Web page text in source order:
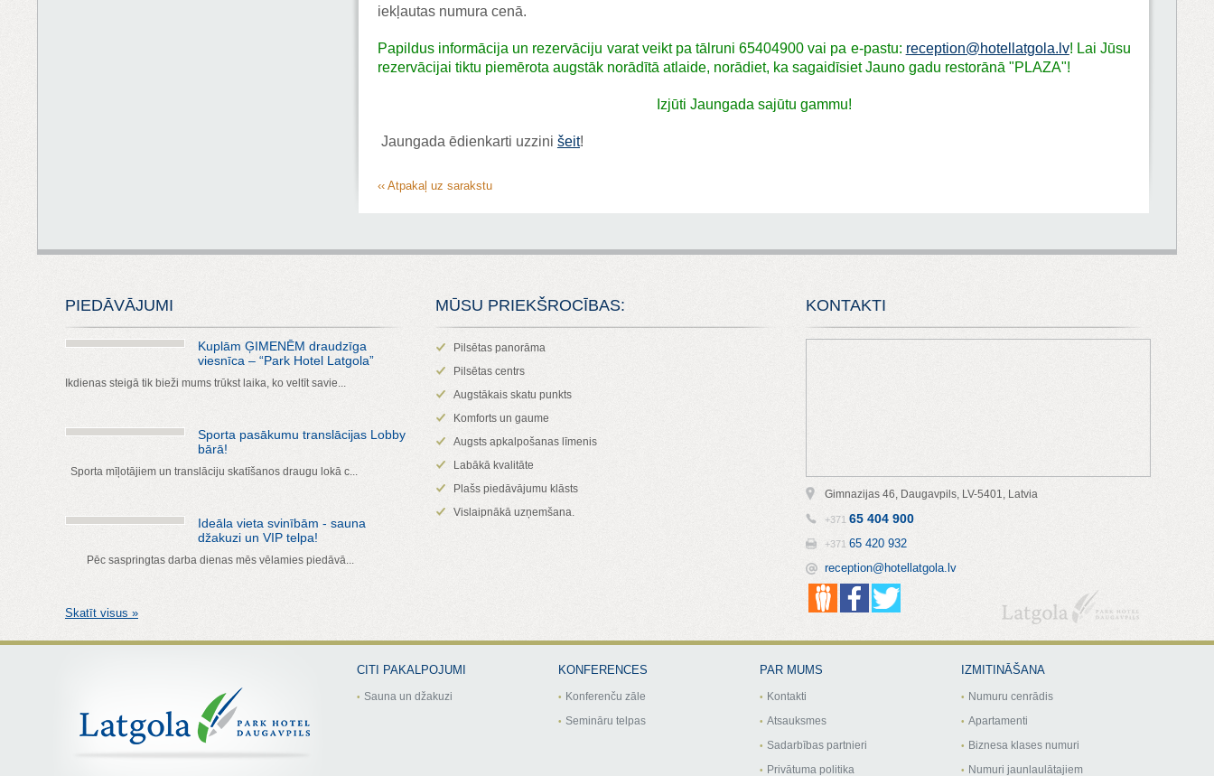
iekļautas numura cenā.
Papildus informācija un rezervāciju varat veikt pa tālruni 65404900 vai pa e-pastu: reception@hotellatgola.lv! Lai Jūsu
rezervācijai tiktu piemērota augstāk norādītā atlaide, norādiet, ka sagaidīsiet Jauno gadu restorānā "PLAZA"!
Izjūti Jaungada sajūtu gammu!
Jaungada ēdienkarti uzzini šeit!
‹‹ Atpakaļ uz sarakstu
PIEDĀVĀJUMI
Kuplām ĢIMENĒM draudzīga
viesnīca – “Park Hotel Latgola”
Ikdienas steigā tik bieži mums trūkst laika, ko veltīt savie...
Sporta pasākumu translācijas Lobby
bārā!
Sporta mīļotājiem un translāciju skatīšanos draugu lokā c...
Ideāla vieta svinībām - sauna
džakuzi un VIP telpa!
Pēc saspringtas darba dienas mēs vēlamies piedāvā...
Skatīt visus »
MŪSU PRIEKŠROCĪBAS:
Pilsētas panorāma
Pilsētas centrs
Augstākais skatu punkts
Komforts un gaume
Augsts apkalpošanas līmenis
Labākā kvalitāte
Plašs piedāvājumu klāsts
Vislaipnākā uzņemšana.
KONTAKTI
Gimnazijas 46, Daugavpils, LV-5401, Latvia
+371 65 404 900
+371 65 420 932
reception@hotellatgola.lv
CITI PAKALPOJUMI
Sauna un džakuzi
KONFERENCES
Konferenču zāle
Semināru telpas
PAR MUMS
Kontakti
Atsauksmes
Sadarbības partnieri
Privātuma politika
IZMITINĀŠANA
Numuru cenrādis
Apartamenti
Biznesa klases numuri
Numuri jaunlaulātajiem